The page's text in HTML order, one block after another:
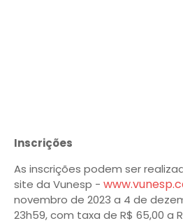
Inscrições
As inscrições podem ser
site da Vunesp -
novembro de 2023 a 4 de
23h59, com taxa de R$ 65,00 a